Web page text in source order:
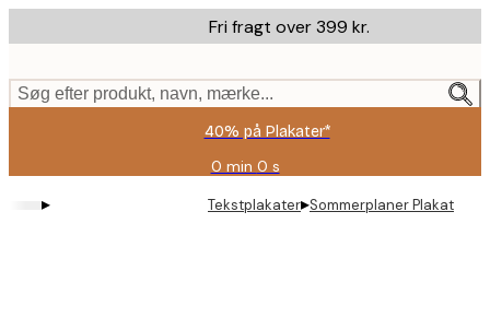
to
content.
Fri fragt over 399 kr.
Søg efter produkt, navn, mærke...
40% på Plakater*
0 min 0 s
Gyldig
indtil:
2026-
▸ Tekstplakater▸Sommerplaner Plakat